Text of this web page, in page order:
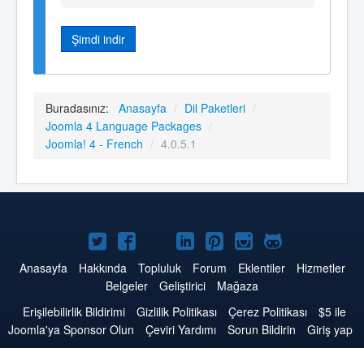
Şimdi indir
Buradasınız: Anasayfa / Dil Paketleri /
Joomla 4 Language Packages /
Joomla! 4 - French / 4.0.5.1
Twitter'da
Joomla
Facebook'da
Joomla
YouTube'da
Joomla
LinkedIn'de
Joomla
Pinterest'de
Joomla
Instagram'da
Joomla
GitHub'da
Joomla
Anasayfa Hakkında Topluluk Forum Eklentiler
Hizmetler
Belgeler
Geliştirici
Mağaza
Erişilebilirlik Bildirimi
Gizlilik Politikası Çerez Politikası
$5 ile
Joomla'ya Sponsor Olun
Çeviri Yardımı Sorun Bildirin
Giriş yap